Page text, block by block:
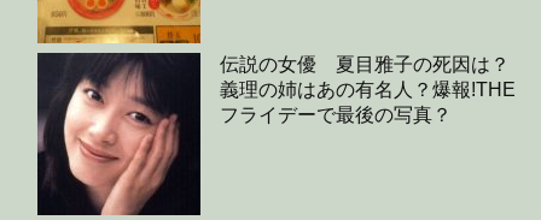
伝説の女優 夏目雅子の死因は？
義理の姉はあの有名人？爆報!THE
フライデーで最後の写真？